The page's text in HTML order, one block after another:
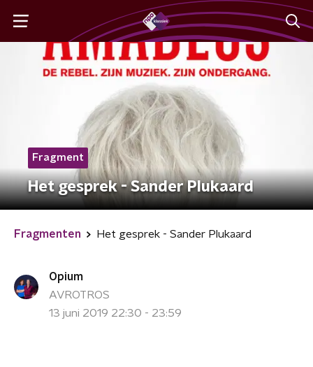
Fragment
Het gesprek - Sander Plukaard
Fragmenten Het gesprek - Sander Plukaard
Opium
AVROTROS
13 juni 2019 22:30 - 23:59